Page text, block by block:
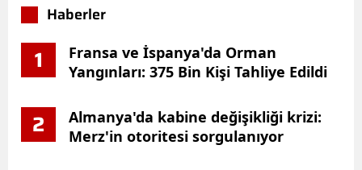
Haberler
1
Fransa ve İspanya'da Orman
Yangınları: 375 Bin Kişi Tahliye Edildi
2
Almanya'da kabine değişikliği krizi:
Merz'in otoritesi sorgulanıyor